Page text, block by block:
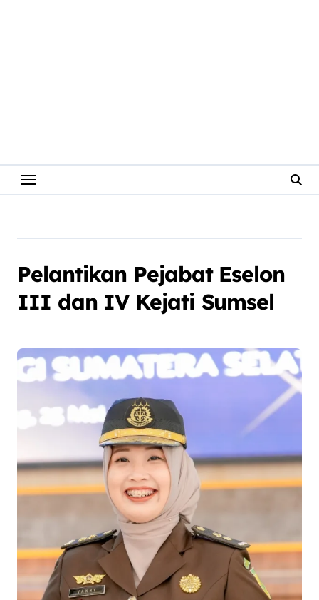
Pelantikan Pejabat Eselon
III dan IV Kejati Sumsel